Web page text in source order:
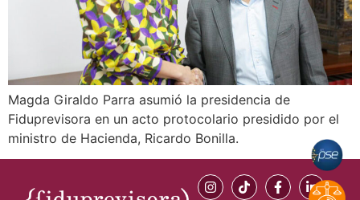
Magda Giraldo Parra asumió la presidencia de
Fiduprevisora en un acto protocolario presidido por el
ministro de Hacienda, Ricardo Bonilla.